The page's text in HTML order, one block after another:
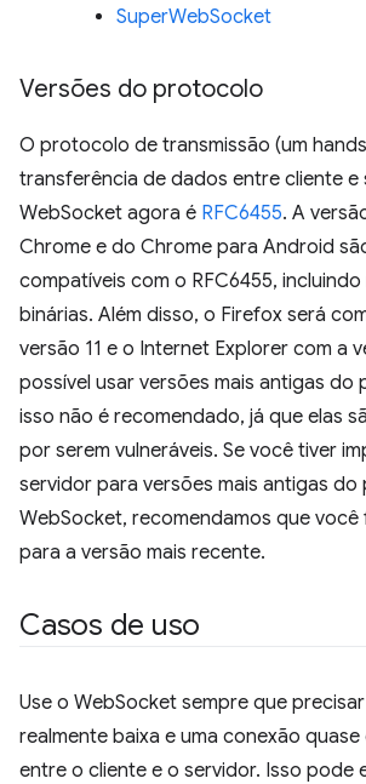
SuperWebSocket
Versões do protocolo
O protocolo de transmissão (um
transferência de dados entre cliente e
WebSocket agora é RFC6455. A
Chrome e do Chrome para Android
compatíveis com o RFC6455, incluindo
binárias. Além disso, o Firefox será
versão 11 e o Internet Explorer com a
possível usar versões mais antigas do
isso não é recomendado, já que elas
por serem vulneráveis. Se você tiver
servidor para versões mais antigas
WebSocket, recomendamos que
para a versão mais recente.
Casos de uso
Use o WebSocket sempre que
realmente baixa e uma conexão
entre o cliente e o servidor. Isso pode